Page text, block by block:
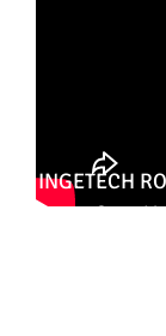
INGETECH
2, Ctra.